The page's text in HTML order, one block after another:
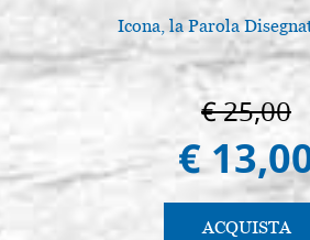
Icona, la Parola
€ 25,00
€
ACQUISTA